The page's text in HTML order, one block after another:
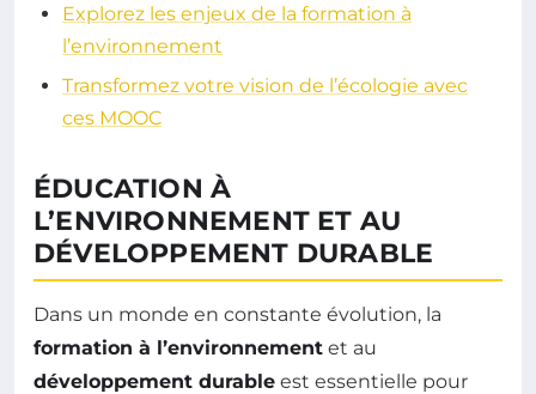
Explorez les enjeux de la formation à
l’environnement
Transformez votre vision de l’écologie avec
ces MOOC
ÉDUCATION À
L’ENVIRONNEMENT ET AU
DÉVELOPPEMENT DURABLE
Dans un monde en constante évolution, la
formation à l’environnement et au
développement durable est essentielle pour